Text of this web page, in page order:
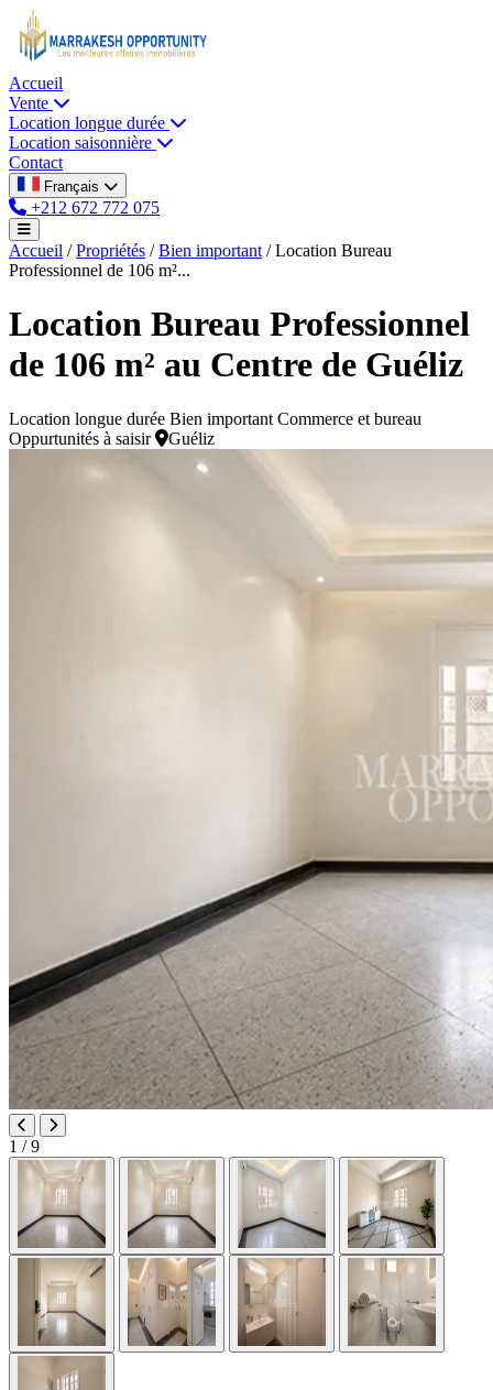
Accueil
Vente
Location longue durée
Location saisonnière
Contact
Français
+212 672 772 075
Accueil / Propriétés / Bien important / Location Bureau
Professionnel de 106 m²...
Location Bureau Professionnel
de 106 m² au Centre de Guéliz
Location longue durée Bien important Commerce et bureau
Oppurtunités à saisir
Guéliz
1 / 9